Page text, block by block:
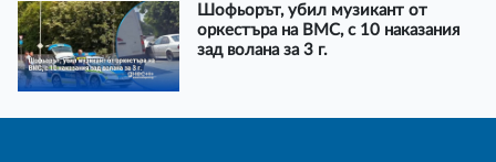
Шофьорът, убил музикант от
оркестъра на ВМС, с 10 наказания
зад волана за 3 г.